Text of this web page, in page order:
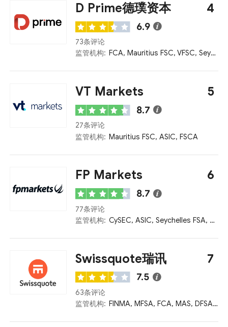
D Prime德璞资本 4
6.9
73条评论
监管机构:
FCA, Mauritius FSC, VFSC, Seychelles FSA
VT Markets 5
8.7
27条评论
监管机构: Mauritius FSC, ASIC, FSCA
FP Markets 6
8.7
77条评论
监管机构:
CySEC, ASIC, Seychelles FSA, FSCA, Kenya CMA
Swissquote瑞讯 7
7.5
63条评论
监管机构:
FINMA, MFSA, FCA, MAS, DFSA, SFC